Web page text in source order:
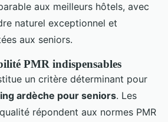
aux meilleurs hôtels, avec
naturel exceptionnel et
aux seniors.
PMR indispensables
un critère déterminant pour
ardèche pour seniors. Les
répondent aux normes PMR